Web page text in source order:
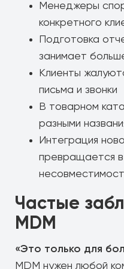
Менеджеры
конкретного
Подготовка
занимает
Клиенты
письма и звонки
В товарном
разными
Интеграция
превращается
Частые
MDM
«Это только для
MDM нужен любой